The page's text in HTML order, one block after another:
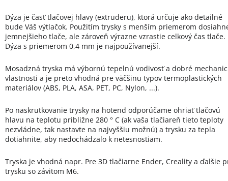
Dýza je časť tlačovej hlavy (extruderu), ktorá určuje ako detailné
bude Váš výtlačok. Použitím trysky s menším priemerom
jemnejšieho tlače, ale zároveň výrazne vzrastie celkový čas tlače.
Dýza s priemerom 0,4 mm je najpoužívanejší.
Mosadzná tryska má výbornú tepelnú vodivosť a dobré
vlastnosti a je preto vhodná pre väčšinu typov termoplastických
materiálov (ABS, PLA, ASA, PET, PC, Nylon, ...).
Po naskrutkovanie trysky na hotend odporúčame ohriať tlačovú
hlavu na teplotu približne 280 ° C (ak vaša tlačiareň tieto teploty
nezvládne, tak nastavte na najvyššiu možnú) a trysku za tepla
dotiahnite, aby nedochádzalo k netesnostiam.
Tryska je vhodná napr. Pre 3D tlačiarne Ender, Creality a ďalšie
trysku so závitom M6.